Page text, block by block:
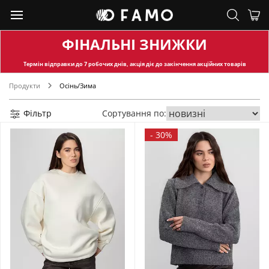
ФІНАЛЬНІ ЗНИЖКИ
Термін відправкидо 7 робочих днів, акція діє до закінчення акційних товарів
Продукти Осінь/Зима
Фільтр
Сортування по:
- 30%